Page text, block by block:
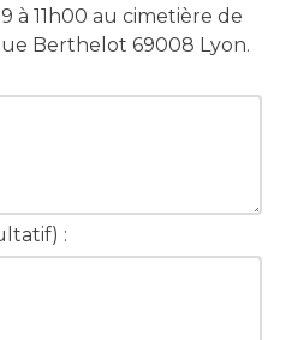
à 11h00 au cimetière de
Berthelot 69008 Lyon.
: